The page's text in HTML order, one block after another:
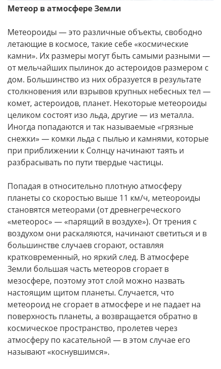
Метеор в атмосфере Земли
Метеороиды — это различные объекты, свободно
летающие в космосе, такие себе «космические
камни». Их размеры могут быть самыми разными —
от мельчайших пылинок до астероидов размером с
дом. Большинство из них образуется в результате
столкновения или взрывов крупных небесных тел —
комет, астероидов, планет. Некоторые метеороиды
целиком состоят изо льда, другие — из металла.
Иногда попадаются и так называемые «грязные
снежки» — комки льда с пылью и камнями, которые
при приближении к Солнцу начинают таять и
разбрасывать по пути твердые частицы.
Попадая в относительно плотную атмосферу
планеты со скоростью выше 11 км/ч, метеороиды
становятся метеорами (от древнегреческого
«метеорос» — «парящий в воздухе»). От трения с
воздухом они раскаляются, начинают светиться и в
большинстве случаев сгорают, оставляя
кратковременный, но яркий след. В атмосфере
Земли большая часть метеоров сгорает в
мезосфере, поэтому этот слой можно назвать
настоящим щитом планеты. Случается, что
метеороид не сгорает в атмосфере и не падает на
поверхность планеты, а возвращается обратно в
космическое пространство, пролетев через
атмосферу по касательной — в этом случае его
называют «коснувшимся».